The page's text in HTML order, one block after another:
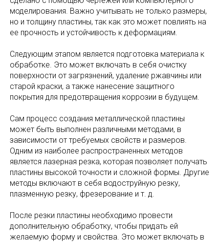
моделирования. Важно учитывать не только размеры,
но и толщину пластины, так как это может повлиять на
ее прочность и устойчивость к деформациям.
Следующим этапом является подготовка материала к
обработке. Это может включать в себя очистку
поверхности от загрязнений, удаление ржавчины или
старой краски, а также нанесение защитного
покрытия для предотвращения коррозии в будущем.
Сам процесс создания металлической пластины
может быть выполнен различными методами, в
зависимости от требуемых свойств и размеров.
Одним из наиболее распространенных методов
является лазерная резка, которая позволяет получать
пластины высокой точности и сложной формы. Другие
методы включают в себя водоструйную резку,
плазменную резку, фрезерование и т. д.
После резки пластины необходимо провести
дополнительную обработку, чтобы придать ей
желаемую форму и свойства. Это может включать в